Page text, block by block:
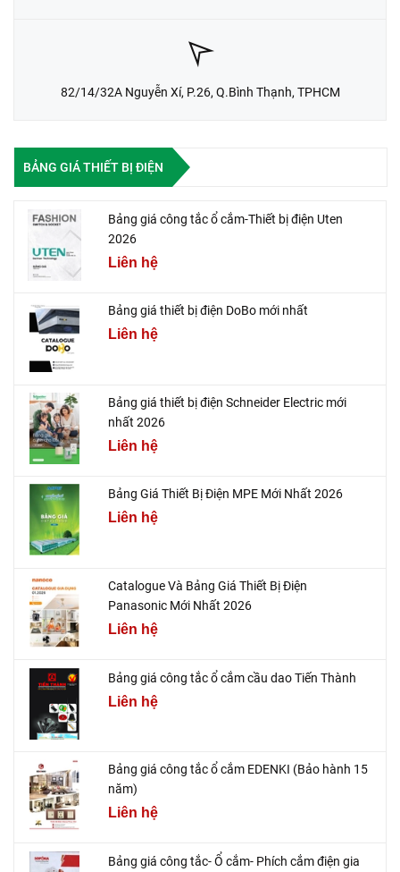
82/14/32A Nguyễn Xí, P.26, Q.Bình Thạnh, TPHCM
BẢNG GIÁ THIẾT BỊ ĐIỆN
Bảng giá công tắc ổ cắm-Thiết bị điện Uten
2026
Liên hệ
Bảng giá thiết bị điện DoBo mới nhất
Liên hệ
Bảng giá thiết bị điện Schneider Electric mới
nhất 2026
Liên hệ
Bảng Giá Thiết Bị Điện MPE Mới Nhất 2026
Liên hệ
Catalogue Và Bảng Giá Thiết Bị Điện
Panasonic Mới Nhất 2026
Liên hệ
Bảng giá công tắc ổ cắm cầu dao Tiến Thành
Liên hệ
Bảng giá công tắc ổ cắm EDENKI (Bảo hành 15
năm)
Liên hệ
Bảng giá công tắc- Ổ cắm- Phích cắm điện gia